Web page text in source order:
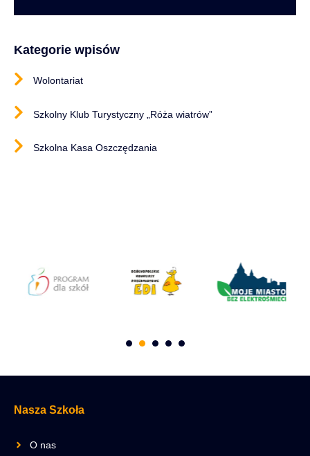
Kategorie wpisów
Wolontariat
Szkolny Klub Turystyczny „Róża wiatrów”
Szkolna Kasa Oszczędzania
Nasza Szkoła
O nas